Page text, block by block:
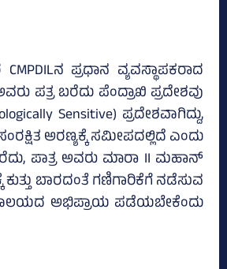
ಪ್ರಧಾನ ವ್ಯವಸ್ಥಾಪಕರಾದ
ಪತ್ರ ಬರೆದು ಪೆಂದ್ರಾಖಿ ಪ್ರದೇಶವು
Sensitive) ಪ್ರದೇಶವಾಗಿದ್ದು,
ಅರಣ್ಯಕ್ಕೆ ಸಮೀಪದಲ್ಲಿದೆ ಎಂದು
ಪಾತ್ರ ಅವರು ಮಾರಾ II ಮಹಾನ್
ಕುತ್ತು ಬಾರದಂತೆ ಗಣಿಗಾರಿಕೆಗೆ ನಡೆಸುವ
ಅಭಿಪ್ರಾಯ ಪಡೆಯಬೇಕೆಂದು